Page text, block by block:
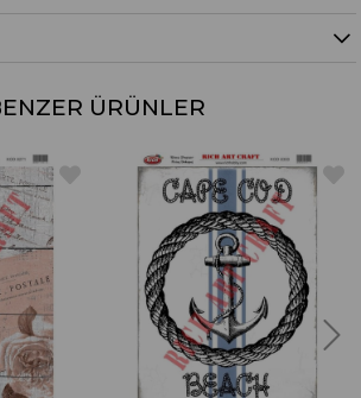
ÜRÜNLER